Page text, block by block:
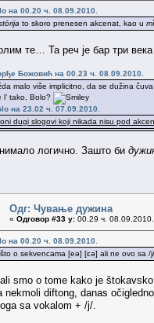
на 00.20 ч. 08.09.2010.
to skoro prenesen akcenat, kao u
те… Та реч је бар три
Божовић на 00.23 ч. 08.09.2010.
malo više implicitno, da se dužina
tako, Bolo?
на 23.02 ч. 07.09.2010.
dugi slogovi koji nikada nisu pod
логично. Зашто би
Одг: Чување дужина
« Одговор #33 у: 00.29 ч.
на 00.20 ч. 08.09.2010.
o sekvencama [eə] [ɛə] ali ne ovo sa /
smo o tome kako je
nekmoli diftong, danas
sa vokalom + /j/.